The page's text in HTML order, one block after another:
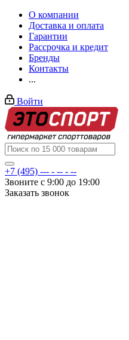
О компании
Доставка и оплата
Гарантии
Рассрочка и кредит
Бренды
Контакты
...
Войти
+7 (495) --- - -- - --
Звоните с 9:00 до 19:00
Заказать звонок